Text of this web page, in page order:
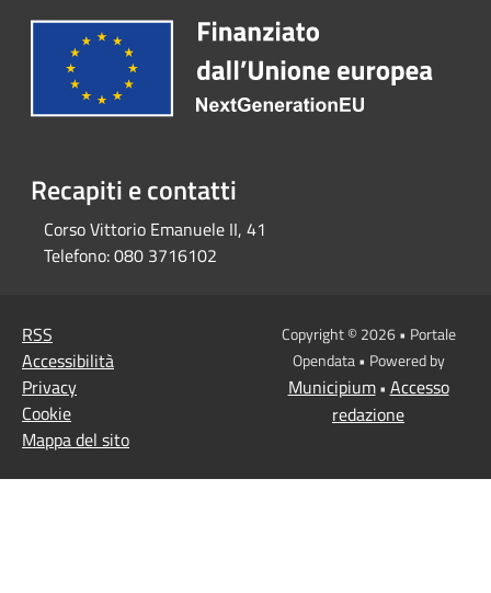
Recapiti e contatti
Corso Vittorio Emanuele II, 41
Telefono:080 3716102
RSS
Accessibilità
Privacy
Cookie
Mappa del sito
Copyright © 2026 • Portale
Opendata • Powered by
Municipium• Accesso
redazione